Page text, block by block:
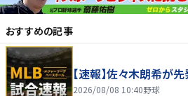
おすすめの記事
【速報】佐々木朗希が
2026/08/08 10:40野球